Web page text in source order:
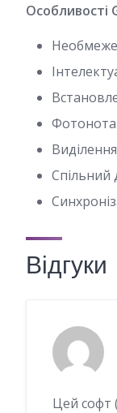
Особливості
Спільний
Відгуки
Цей софт